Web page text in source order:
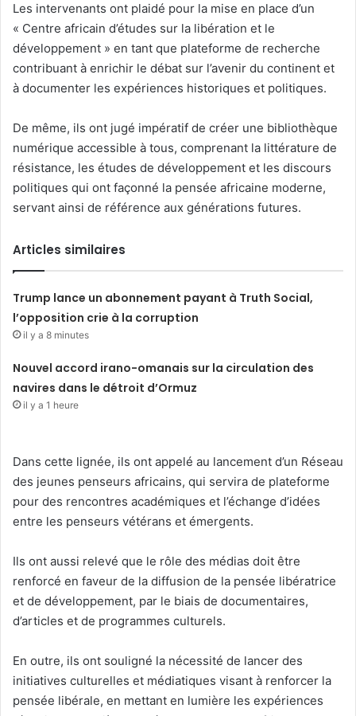
Les intervenants ont plaidé pour la mise en place d’un
« Centre africain d’études sur la libération et le
développement » en tant que plateforme de recherche
contribuant à enrichir le débat sur l’avenir du continent et
à documenter les expériences historiques et politiques.
De même, ils ont jugé impératif de créer une bibliothèque
numérique accessible à tous, comprenant la littérature de
résistance, les études de développement et les discours
politiques qui ont façonné la pensée africaine moderne,
servant ainsi de référence aux générations futures.
Articles similaires
Trump lance un abonnement payant à Truth Social,
l’opposition crie à la corruption
il y a 8 minutes
Nouvel accord irano-omanais sur la circulation des
navires dans le détroit d’Ormuz
il y a 1 heure
Dans cette lignée, ils ont appelé au lancement d’un Réseau
des jeunes penseurs africains, qui servira de plateforme
pour des rencontres académiques et l’échange d’idées
entre les penseurs vétérans et émergents.
Ils ont aussi relevé que le rôle des médias doit être
renforcé en faveur de la diffusion de la pensée libératrice
et de développement, par le biais de documentaires,
d’articles et de programmes culturels.
En outre, ils ont souligné la nécessité de lancer des
initiatives culturelles et médiatiques visant à renforcer la
pensée libérale, en mettant en lumière les expériences